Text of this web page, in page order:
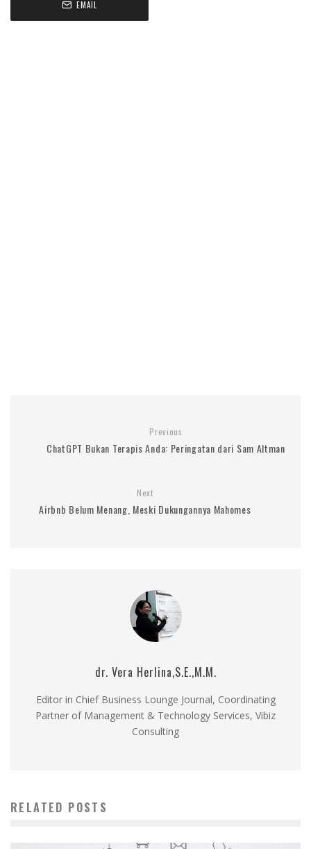
EMAIL
Previous
ChatGPT Bukan Terapis Anda: Peringatan dari Sam Altman
Next
Airbnb Belum Menang, Meski Dukungannya Mahomes
dr. Vera Herlina,S.E.,M.M.
Editor in Chief Business Lounge Journal, Coordinating
Partner of Management & Technology Services, Vibiz
Consulting
RELATED POSTS